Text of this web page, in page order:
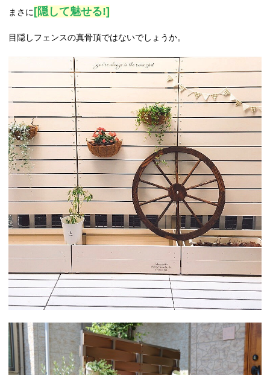
まさに[隠して魅せる!]
目隠しフェンスの真骨頂ではないでしょうか。